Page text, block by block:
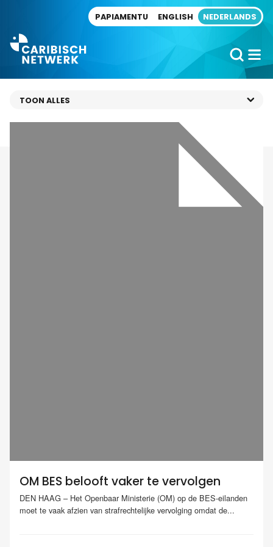
PAPIAMENTU ENGLISH NEDERLANDS
OM BES belooft vaker te vervolgen
DEN HAAG – Het Openbaar Ministerie (OM) op de BES-eilanden
moet te vaak afzien van strafrechtelijke vervolging omdat de...